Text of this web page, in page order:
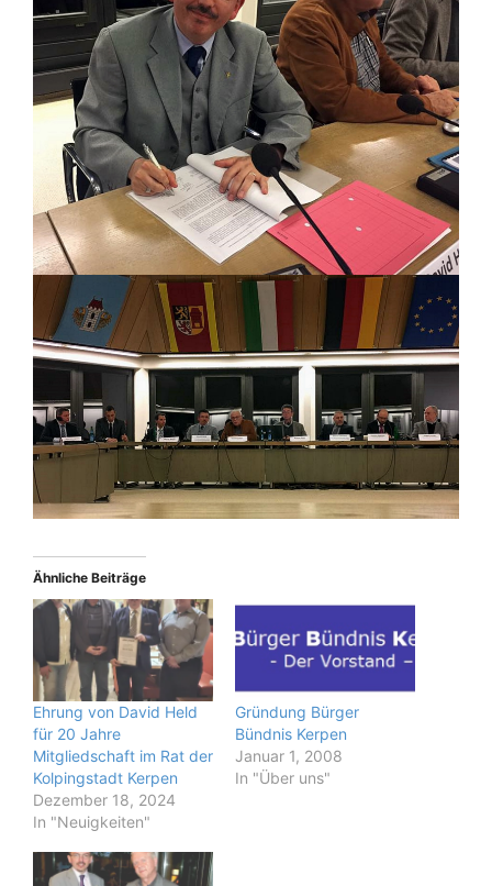
Ähnliche Beiträge
Ehrung von David Held
für 20 Jahre
Mitgliedschaft im Rat der
Kolpingstadt Kerpen
Dezember 18, 2024
In "Neuigkeiten"
Gründung Bürger
Bündnis Kerpen
Januar 1, 2008
In "Über uns"